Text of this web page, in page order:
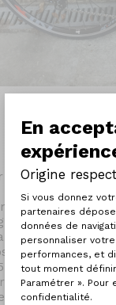
En
Origine
Si vous donnez
partenaires
données de
personnaliser
performances, et
tout moment
Paramétrer ».
confidentialité.
le Origine
neuve
un cadre
concurrence
avec un
11s qui respire
droites malgré
d'une entreprise